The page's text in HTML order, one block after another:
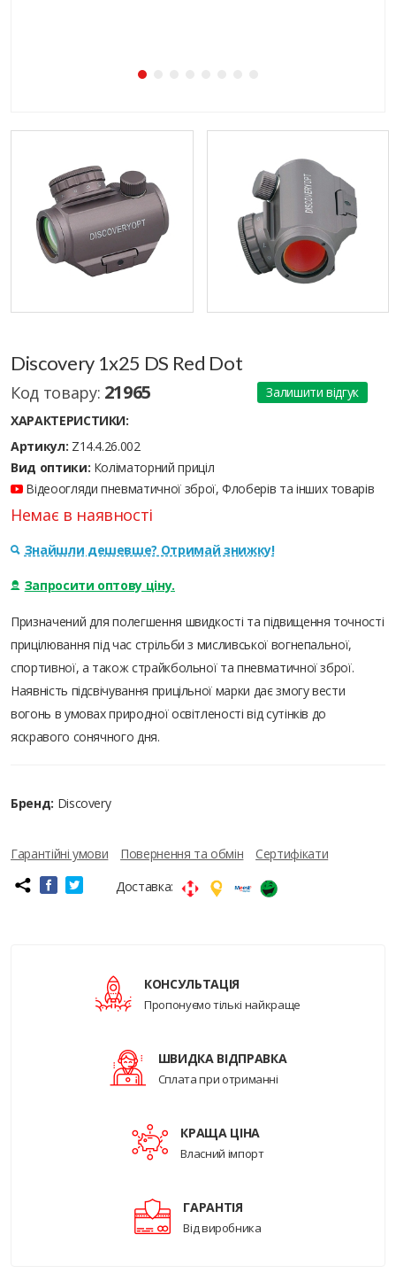
Discovery 1x25 DS Red Dot
Код товару: 21965
Залишити відгук
ХАРАКТЕРИСТИКИ:
Артикул: Z14.4.26.002
Вид оптики: Коліматорний приціл
Відеоогляди пневматичної зброї, Флоберів та інших товарів
Немає в наявності
Знайшли дешевше? Отримай знижку!
Запросити оптову ціну.
Призначений для полегшення швидкості та підвищення точності
прицілювання під час стрільби з мисливської вогнепальної,
спортивної, а також страйкбольної та пневматичної зброї.
Наявність підсвічування прицільної марки дає змогу вести
вогонь в умовах природної освітленості від сутінків до
яскравого сонячного дня.
Бренд: Discovery
Гарантійні умови Повернення та обмін
Сертифікати
Доставка:
КОНСУЛЬТАЦІЯ
Пропонуємо тількі найкраще
ШВИДКА ВІДПРАВКА
Сплата при отриманні
КРАЩА ЦІНА
Власний імпорт
ГАРАНТІЯ
Від виробника